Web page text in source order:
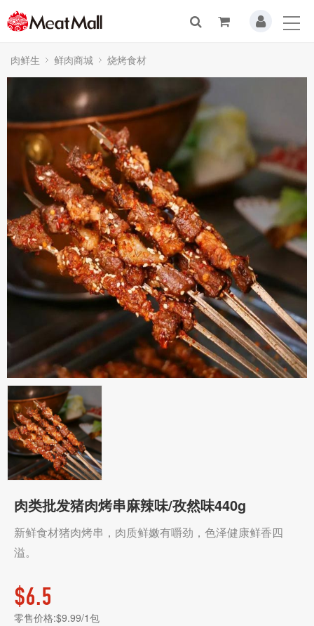
肉鲜生 鲜肉商城 烧烤食材
肉类批发猪肉烤串麻辣味/孜然味440g
新鲜食材猪肉烤串，肉质鲜嫩有嚼劲，色泽健康鲜香四
溢。
$6.5
零售价格:$9.99/1包